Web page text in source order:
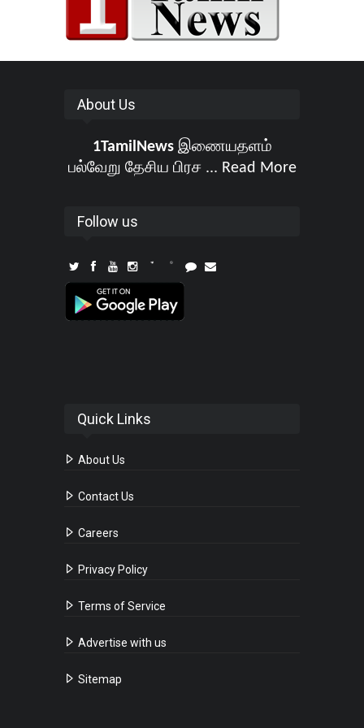
About Us
1TamilNewsஇணையதளம்
பல்வேறு தேசிய பிரச ... Read More
Follow us
Quick Links
About Us
Contact Us
Careers
Privacy Policy
Terms of Service
Advertise with us
Sitemap